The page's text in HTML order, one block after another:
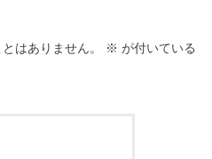
はありません。 ※ が付いている